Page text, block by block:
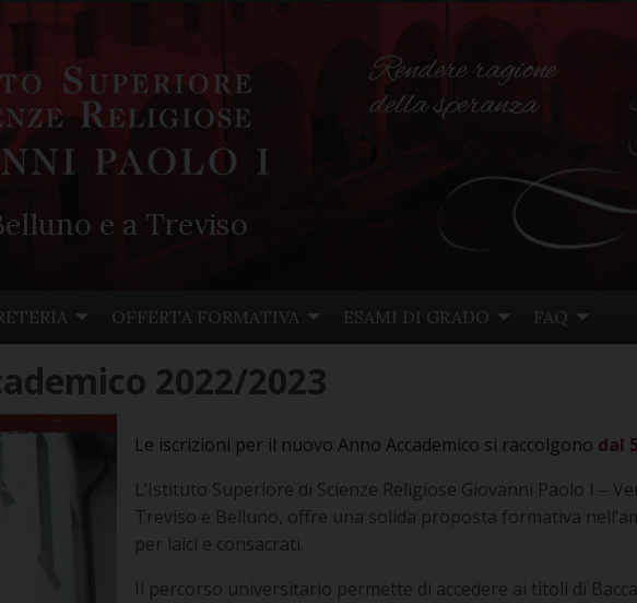
e a Treviso
Rendere ragione
della speranza
OFFERTA FORMATIVA ESAMI DI GRADO FAQ
2022/2023
Le iscrizioni per il nuovo Anno Accademico si raccolgono dal
L’Istituto Superiore di Scienze Religiose Giovanni Paolo I –
Treviso e Belluno, offre una solida proposta formativa
per laici e consacrati.
Il percorso universitario permette di accedere ai titoli di